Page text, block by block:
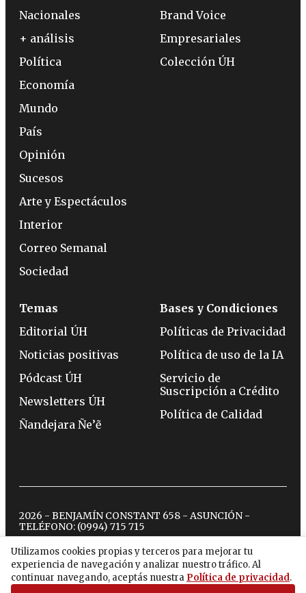
Utilizamos cookies propias y terceros para mejorar tu
experiencia de navegación y analizar nuestro tráfico. Al
continuar navegando, aceptás nuestra Política de privacidad.
Nacionales
+ análisis
Política
Economía
Mundo
País
Opinión
Sucesos
Arte y Espectáculos
Interior
Correo Semanal
Sociedad
Brand Voice
Empresariales
Colección ÚH
Temas
Editorial ÚH
Noticias positivas
Pódcast ÚH
Newsletters ÚH
Ñandejara Ñe’ẽ
Bases y Condiciones
Políticas de Privacidad
Política de uso de la IA
Servicio de
Suscripción a Crédito
Política de Calidad
2026 - BENJAMÍN CONSTANT 658 - ASUNCIÓN -
TELÉFONO: (0994) 715 715
twitterinstagram
facebook
tiktokyoutubespotify